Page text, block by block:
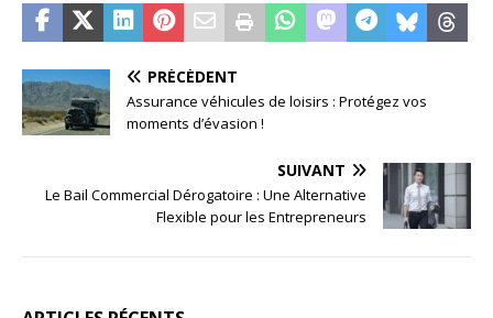
PRÉCÉDENT
Assurance véhicules de loisirs : Protégez vos
moments d’évasion !
SUIVANT
Le Bail Commercial Dérogatoire : Une Alternative
Flexible pour les Entrepreneurs